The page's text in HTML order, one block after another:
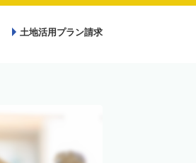
土地活用プラン請求